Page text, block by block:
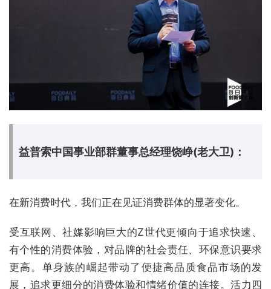
益普索中国事业部群董事总经理饶峥(老大卫)：
在新消费时代，我们正在见证消费群体的显著变化。
受互联网、社媒影响巨大的Z世代更倾向于追求快速、
有个性的消费体验，对品牌的社会责任、环保意识要求
更高。单身族的崛起带动了便捷高品质食品市场的发
展，追求更细分的消费体验和情绪价值的连接。活力四